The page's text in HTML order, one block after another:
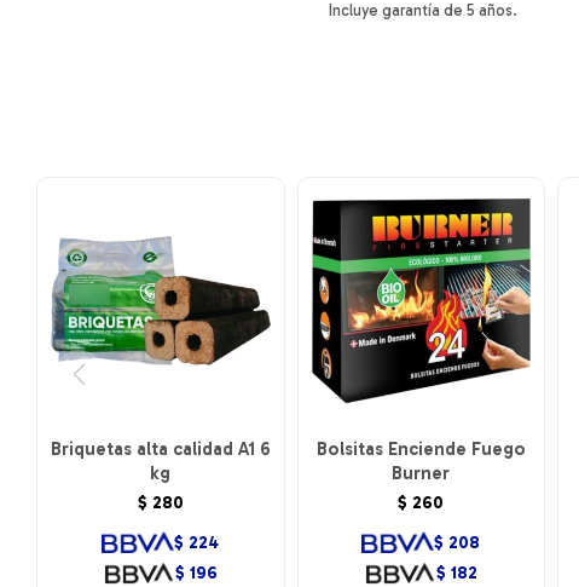
Incluye garantía de 5 años.
Briquetas alta calidad A1 6
kg
$ 280
$ 196
$ 224
Bolsitas Enciende Fuego
Burner
$ 260
$ 182
$ 208